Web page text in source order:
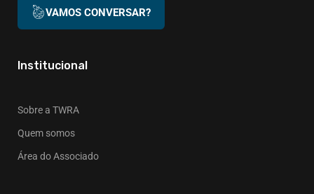
VAMOS CONVERSAR?
Institucional
Sobre a TWRA
Quem somos
Área do Associado